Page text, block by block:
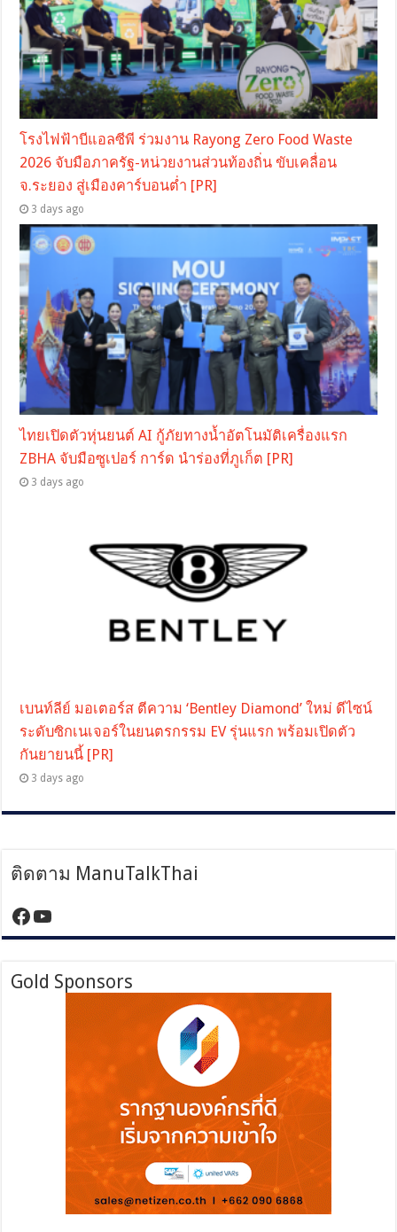
โรงไฟฟ้าบีแอลซีพี ร่วมงาน Rayong Zero Food Waste
2026 จับมือภาครัฐ-หน่วยงานส่วนท้องถิ่น ขับเคลื่อน
จ.ระยอง สู่เมืองคาร์บอนต่ำ [PR]
3 days ago
ไทยเปิดตัวหุ่นยนต์ AI กู้ภัยทางน้ำอัตโนมัติเครื่องแรก
ZBHA จับมือซูเปอร์ การ์ด นำร่องที่ภูเก็ต [PR]
3 days ago
เบนท์ลีย์ มอเตอร์ส ตีความ ‘Bentley Diamond’ ใหม่ ดีไซน์
ระดับซิกเนเจอร์ในยนตรกรรม EV รุ่นแรก พร้อมเปิดตัว
กันยายนนี้ [PR]
3 days ago
ติดตาม ManuTalkThai
https://www.facebook.com/
YouTube
Gold Sponsors